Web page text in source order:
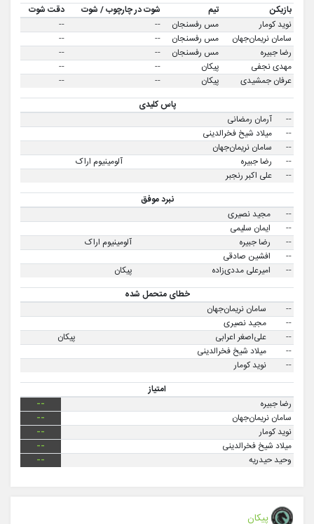
بازیکن تیم شوت در چارچوب / شوت
دقت شوت
نوید کومار
مس رفسنجان --
--
سامان نریمان‌جهان
مس رفسنجان --
--
رضا جبیره
مس رفسنجان --
--
مهدی نجفی
پیکان --
--
عرفان جمشیدی
پیکان --
--
پاس کلیدی
--
آرمان رمضانی
--
میلاد شیخ فخرالدینی
--
سامان نریمان‌جهان
--
رضا جبیره
آلومینیوم اراک
--
علی اکبر رنجبر
نبرد موفق
--
مجید نصیری
--
ایمان سلیمی
--
رضا جبیره
آلومینیوم اراک
--
افشین صادقی
--
امیرعلی مددی‌زاده
پیکان
خطای متحمل شده
--
سامان نریمان‌جهان
--
مجید نصیری
--
علی‌اصغر اعرابی
پیکان
--
میلاد شیخ فخرالدینی
--
نوید کومار
امتیاز
رضا جبیره
--
سامان نریمان‌جهان
--
نوید کومار
--
میلاد شیخ فخرالدینی
--
وحید حیدریه
--
پیکان